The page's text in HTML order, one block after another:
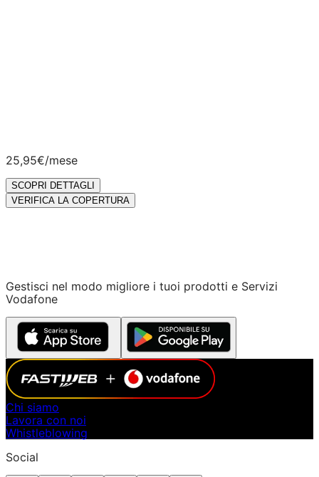
25,95€/mese
SCOPRI DETTAGLI
VERIFICA LA COPERTURA
Gestisci nel modo migliore i tuoi prodotti e Servizi
Vodafone
Chi siamo
Lavora con noi
Whistleblowing
Social